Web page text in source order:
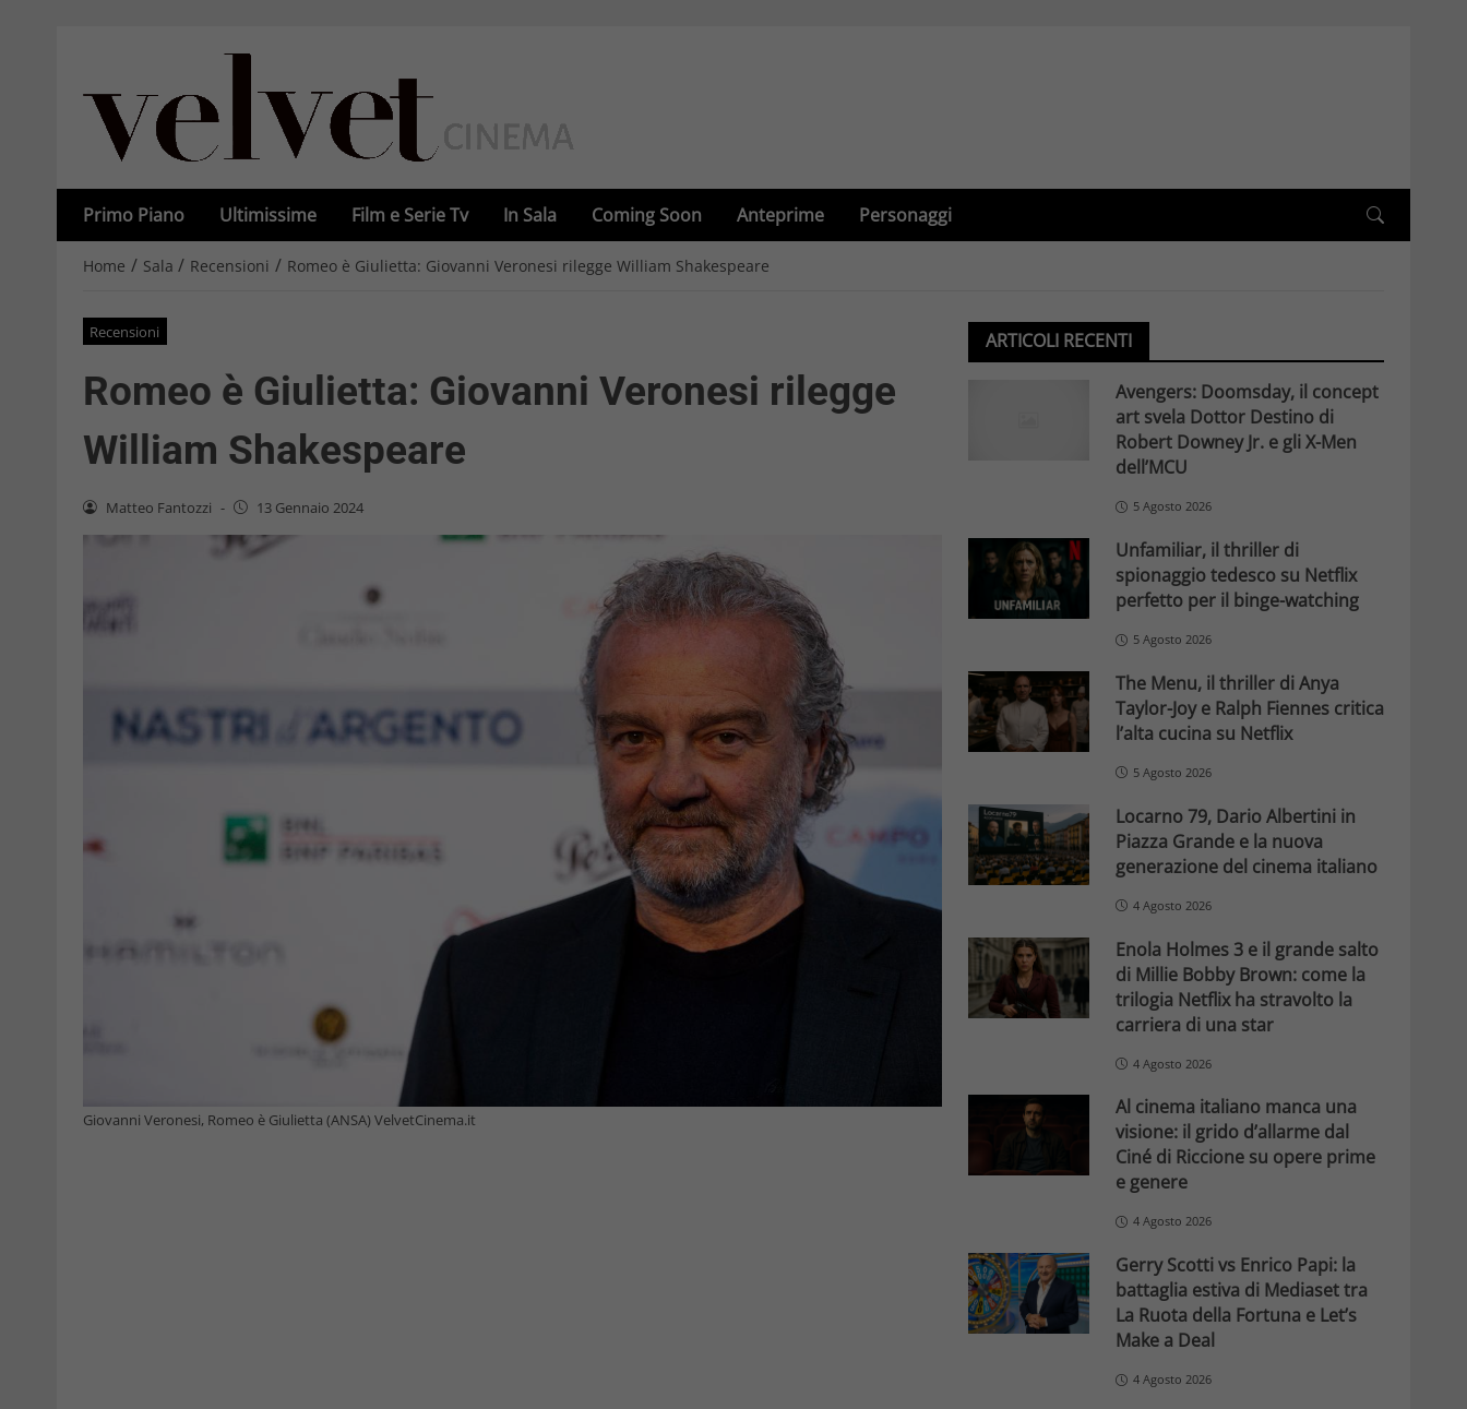
Primo Piano Ultimissime Film e Serie Tv In Sala Coming Soon Anteprime Personaggi
Home / Sala / Recensioni / Romeo è Giulietta: Giovanni Veronesi rilegge William Shakespeare
Recensioni
Romeo è Giulietta: Giovanni Veronesi rilegge
William Shakespeare
Matteo Fantozzi - 13 Gennaio 2024
Giovanni Veronesi, Romeo è Giulietta (ANSA) VelvetCinema.it
ARTICOLI RECENTI
Avengers: Doomsday, il concept
art svela Dottor Destino di
Robert Downey Jr. e gli X-Men
dell’MCU
5 Agosto 2026
Unfamiliar, il thriller di
spionaggio tedesco su Netflix
perfetto per il binge-watching
5 Agosto 2026
The Menu, il thriller di Anya
Taylor-Joy e Ralph Fiennes critica
l’alta cucina su Netflix
5 Agosto 2026
Locarno 79, Dario Albertini in
Piazza Grande e la nuova
generazione del cinema italiano
4 Agosto 2026
Enola Holmes 3 e il grande salto
di Millie Bobby Brown: come la
trilogia Netflix ha stravolto la
carriera di una star
4 Agosto 2026
Al cinema italiano manca una
visione: il grido d’allarme dal
Ciné di Riccione su opere prime
e genere
4 Agosto 2026
Gerry Scotti vs Enrico Papi: la
battaglia estiva di Mediaset tra
La Ruota della Fortuna e Let’s
Make a Deal
4 Agosto 2026